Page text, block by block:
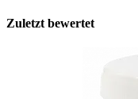
Zuletzt bewertet